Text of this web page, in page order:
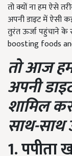
तो क्यों ना हम ऐसे
अपनी डाइट में ऐसी
तुरंत ऊर्जा पहुंचाने के
boosting foods
तो आज
अपनी
शामिल
साथ-साथ
1. पपीता